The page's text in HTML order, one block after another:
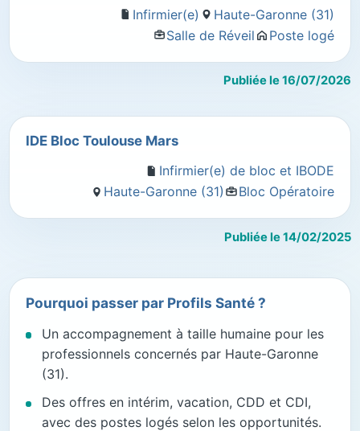
Infirmier(e)
Haute-Garonne (31)
Salle de Réveil
Poste logé
Publiée le 16/07/2026
IDE Bloc Toulouse Mars
Infirmier(e) de bloc et IBODE
Haute-Garonne (31)
Bloc Opératoire
Publiée le 14/02/2025
Pourquoi passer par Profils Santé ?
Un accompagnement à taille humaine pour les
professionnels concernés par Haute-Garonne
(31).
Des offres en intérim, vacation, CDD et CDI,
avec des postes logés selon les opportunités.